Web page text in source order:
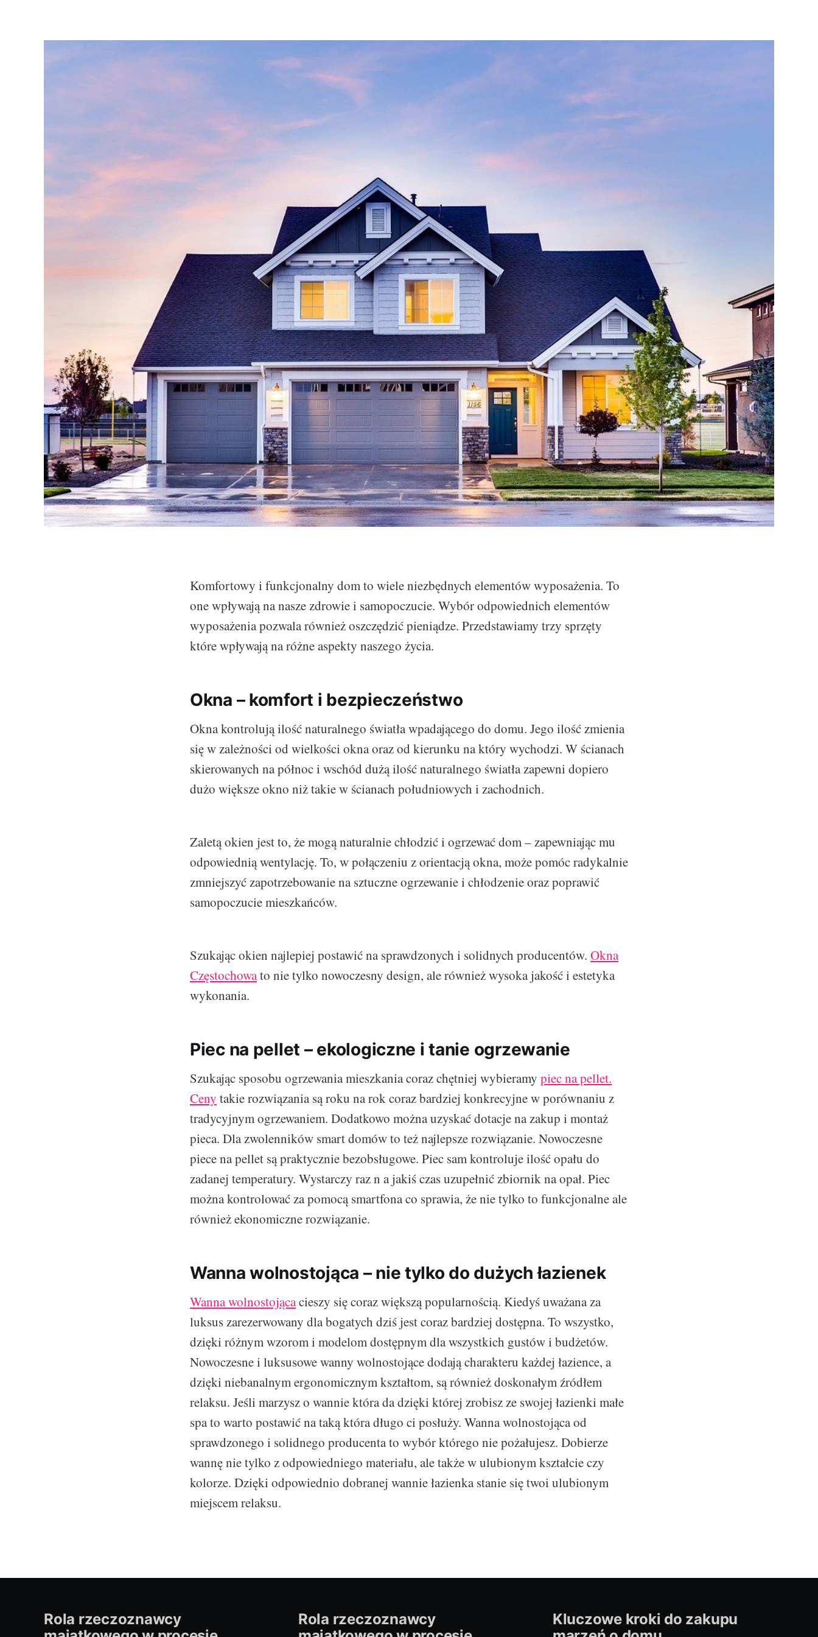
Komfortowy i funkcjonalny dom to wiele niezbędnych elementów wyposażenia. To
one wpływają na nasze zdrowie i samopoczucie. Wybór odpowiednich elementów
wyposażenia pozwala również oszczędzić pieniądze. Przedstawiamy trzy sprzęty
które wpływają na różne aspekty naszego życia.
Okna – komfort i bezpieczeństwo
Okna kontrolują ilość naturalnego światła wpadającego do domu. Jego ilość zmienia
się w zależności od wielkości okna oraz od kierunku na który wychodzi. W ścianach
skierowanych na północ i wschód dużą ilość naturalnego światła zapewni dopiero
dużo większe okno niż takie w ścianach południowych i zachodnich.
Zaletą okien jest to, że mogą naturalnie chłodzić i ogrzewać dom – zapewniając mu
odpowiednią wentylację. To, w połączeniu z orientacją okna, może pomóc radykalnie
zmniejszyć zapotrzebowanie na sztuczne ogrzewanie i chłodzenie oraz poprawić
samopoczucie mieszkańców.
Szukając okien najlepiej postawić na sprawdzonych i solidnych producentów. Okna
Częstochowato nie tylko nowoczesny design, ale również wysoka jakość i estetyka
wykonania.
Piec na pellet – ekologiczne i tanie ogrzewanie
Szukając sposobu ogrzewania mieszkania coraz chętniej wybieramy piec na pellet.
Ceny takie rozwiązania są roku na rok coraz bardziej konkrecyjne w porównaniu z
tradycyjnym ogrzewaniem. Dodatkowo można uzyskać dotacje na zakup i montaż
pieca. Dla zwolenników smart domów to też najlepsze rozwiązanie. Nowoczesne
piece na pellet są praktycznie bezobsługowe. Piec sam kontroluje ilość opału do
zadanej temperatury. Wystarczy raz n a jakiś czas uzupełnić zbiornik na opał. Piec
można kontrolować za pomocą smartfona co sprawia, że nie tylko to funkcjonalne ale
również ekonomiczne rozwiązanie.
Wanna wolnostojąca – nie tylko do dużych łazienek
Wanna wolnostojącacieszy się coraz większą popularnością. Kiedyś uważana za
luksus zarezerwowany dla bogatych dziś jest coraz bardziej dostępna. To wszystko,
dzięki różnym wzorom i modelom dostępnym dla wszystkich gustów i budżetów.
Nowoczesne i luksusowe wanny wolnostojące dodają charakteru każdej łazience, a
dzięki niebanalnym ergonomicznym kształtom, są również doskonałym źródłem
relaksu. Jeśli marzysz o wannie która da dzięki której zrobisz ze swojej łazienki małe
spa to warto postawić na taką która długo ci posłuży. Wanna wolnostojąca od
sprawdzonego i solidnego producenta to wybór którego nie pożałujesz. Dobierze
wannę nie tylko z odpowiedniego materiału, ale także w ulubionym kształcie czy
kolorze. Dzięki odpowiednio dobranej wannie łazienka stanie się twoi ulubionym
miejscem relaksu.
Rola rzeczoznawcy
Rola rzeczoznawcy
Kluczowe kroki do zakupu